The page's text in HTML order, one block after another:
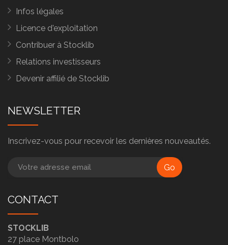
Infos légales
Licence d'exploitation
Contribuer à Stocklib
Relations investisseurs
Devenir affilié de Stocklib
NEWSLETTER
Inscrivez-vous pour recevoir les dernières nouveautés.
Go
CONTACT
STOCKLIB
27 place Montbolo